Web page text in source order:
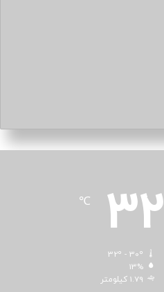
32
℃
13%
1.79 کیلومتر